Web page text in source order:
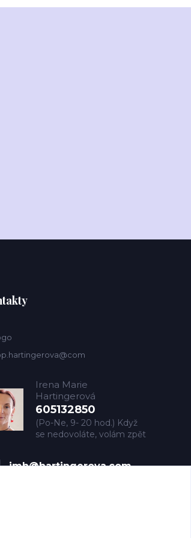
Irena Marie
Hartingerová
605132850
(Po-Ne, 9- 20 hod.) Když
se nedovoláte, volám zpět
imh@hartingerova.com